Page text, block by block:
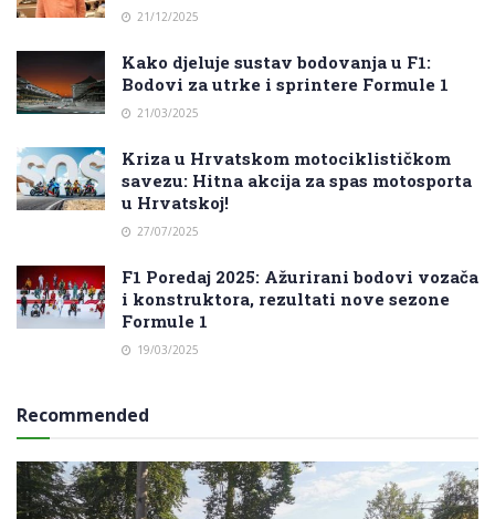
21/12/2025
Kako djeluje sustav bodovanja u F1:
Bodovi za utrke i sprintere Formule 1
21/03/2025
Kriza u Hrvatskom motociklističkom
savezu: Hitna akcija za spas motosporta
u Hrvatskoj!
27/07/2025
F1 Poredaj 2025: Ažurirani bodovi vozača
i konstruktora, rezultati nove sezone
Formule 1
19/03/2025
Recommended